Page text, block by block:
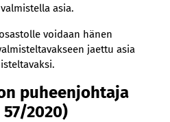
asia.
voidaan hänen
jaettu asia
puheenjohtaja
2020)